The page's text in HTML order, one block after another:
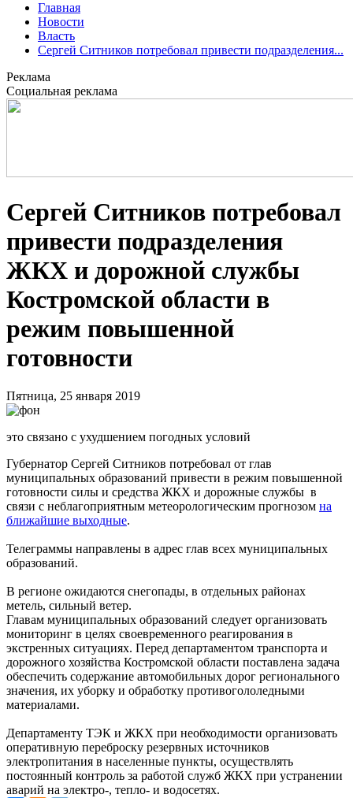
Главная
Новости
Власть
Сергей Ситников потребовал привести подразделения...
Реклама
Социальная реклама
Сергей Ситников потребовал
привести подразделения
ЖКХ и дорожной службы
Костромской области в
режим повышенной
готовности
Пятница, 25 января 2019
это связано с ухудшением погодных условий
Губернатор Сергей Ситников потребовал от глав
муниципальных образований привести в режим повышенной
готовности силы и средства ЖКХ и дорожные службы в
связи с неблагоприятным метеорологическим прогнозом на
ближайшие выходные.
Телеграммы направлены в адрес глав всех муниципальных
образований.
В регионе ожидаются снегопады, в отдельных районах
метель, сильный ветер.
Главам муниципальных образований следует организовать
мониторинг в целях своевременного реагирования в
экстренных ситуациях. Перед департаментом транспорта и
дорожного хозяйства Костромской области поставлена задача
обеспечить содержание автомобильных дорог регионального
значения, их уборку и обработку противогололедными
материалами.
Департаменту ТЭК и ЖКХ при необходимости организовать
оперативную переброску резервных источников
электропитания в населенные пункты, осуществлять
постоянный контроль за работой служб ЖКХ при устранении
аварий на электро-, тепло- и водосетях.